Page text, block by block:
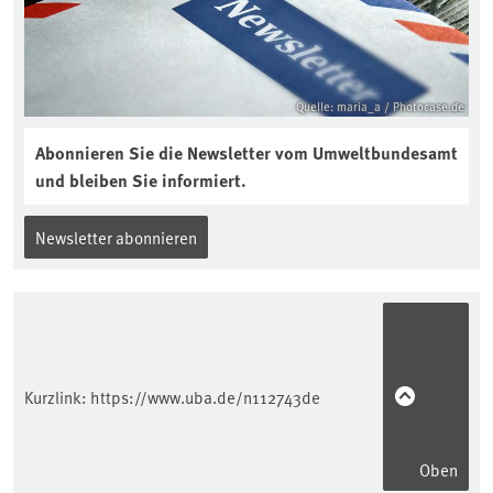
interview-die-kuer-der-krume/
Quelle: maria_a / Photocase.de
Abonnieren Sie die Newsletter vom Umweltbundesamt
und bleiben Sie informiert.
Newsletter abonnieren
Kurzlink: https://www.uba.de/n112743de
Oben